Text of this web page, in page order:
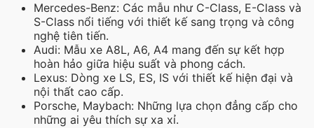
Mercedes-Benz: Các mẫu như C-Class, E-Class và
S-Class nổi tiếng với thiết kế sang trọng và công
nghệ tiên tiến.
Audi: Mẫu xe A8L, A6, A4 mang đến sự kết hợp
hoàn hảo giữa hiệu suất và phong cách.
Lexus: Dòng xe LS, ES, IS với thiết kế hiện đại và
nội thất cao cấp.
Porsche, Maybach: Những lựa chọn đẳng cấp cho
những ai yêu thích sự xa xỉ.